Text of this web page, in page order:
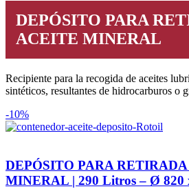
DEPÓSITO PARA
ACEITE MINERAL
Recipiente para la recogida de aceites
sintéticos, resultantes de hidrocarburos o
-10%
DEPÓSITO PARA
MINERAL | 290 Litros – Ø 820